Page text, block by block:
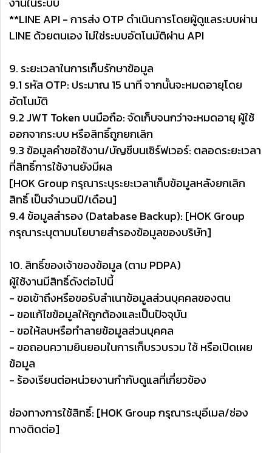
**LINE API - การส่ง OTP ดำเนินการโดยผู้ดูแลระบบผ่าน
LINE ด้วยตนเอง ไม่ใช่ระบบอัตโนมัติผ่าน API
9. ระยะเวลาในการเก็บรักษาข้อมูล
9.1 รหัส OTP: ประมาณ 15 นาที จากนั้นจะหมดอายุโดย
อัตโนมัติ
9.2 JWT Token บนมือถือ: จัดเก็บจนกว่าจะหมดอายุ ผู้ใช้
ออกจากระบบ หรือสิทธิ์ถูกยกเลิก
9.3 ข้อมูลคำขอใช้งาน/บัญชีบนเซิร์ฟเวอร์: ตลอดระยะเวลา
ที่สิทธิ์การใช้งานยังมีผล
[HOK Group กรุณาระบุระยะเวลาเก็บข้อมูลหลังยกเลิก
สิทธิ์ เป็นจำนวนปี/เดือน]
9.4 ข้อมูลสำรอง (Database Backup): [HOK Group
กรุณาระบุตามนโยบายสำรองข้อมูลของบริษัท]
10. สิทธิ์ของเจ้าของข้อมูล (ตาม PDPA)
ผู้ใช้งานมีสิทธิ์ดังต่อไปนี้
- ขอเข้าถึงหรือขอรับสำเนาข้อมูลส่วนบุคคลของตน
- ขอแก้ไขข้อมูลให้ถูกต้องและเป็นปัจจุบัน
- ขอให้ลบหรือทำลายข้อมูลส่วนบุคคล
- ขอถอนความยินยอมในการเก็บรวบรวม ใช้ หรือเปิดเผย
ข้อมูล
- ร้องเรียนต่อหน่วยงานกำกับดูแลที่เกี่ยวข้อง
ช่องทางการใช้สิทธิ์: [HOK Group กรุณาระบุอีเมล/ช่อง
ทางติดต่อ]